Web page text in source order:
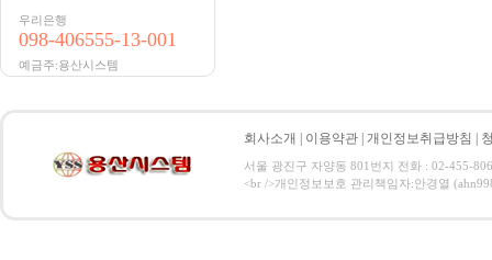
우리은행
098-406555-13-001
예금주:용산시스템
회사소개 이용약관 개인정보취급방침
서울 광진구 자양동 801번지 전화 : 02-455-
<br />개인정보보호 관리책임자:안경열